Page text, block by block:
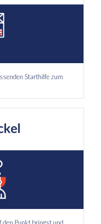
Starthilfe zum